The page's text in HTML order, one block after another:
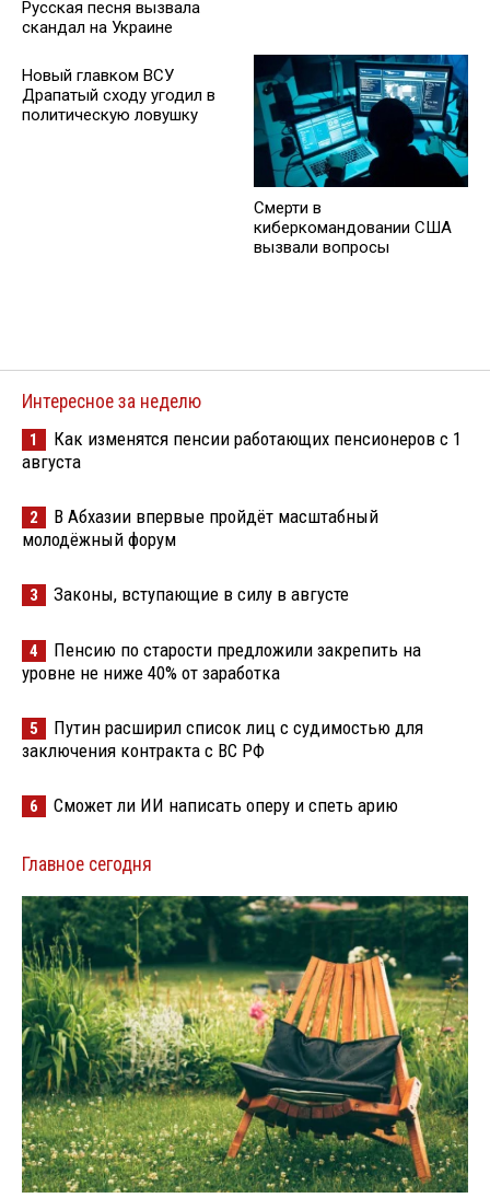
Русская песня вызвала
скандал на Украине
Новый главком ВСУ
Драпатый сходу угодил в
политическую ловушку
Смерти в
киберкомандовании США
вызвали вопросы
Интересное за неделю
1
Как изменятся пенсии работающих пенсионеров с 1
августа
2
В Абхазии впервые пройдёт масштабный
молодёжный форум
3 Законы, вступающие в силу в августе
4
Пенсию по старости предложили закрепить на
уровне не ниже 40% от заработка
5
Путин расширил список лиц с судимостью для
заключения контракта с ВС РФ
6 Сможет ли ИИ написать оперу и спеть арию
Главное сегодня